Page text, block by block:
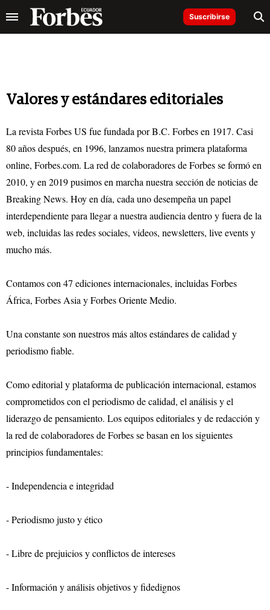
Suscribirse
Valores y estándares editoriales
La revista Forbes US fue fundada por B.C. Forbes en 1917. Casi
80 años después, en 1996, lanzamos nuestra primera plataforma
online, Forbes.com. La red de colaboradores de Forbes se formó en
2010, y en 2019 pusimos en marcha nuestra sección de noticias de
Breaking News. Hoy en día, cada uno desempeña un papel
interdependiente para llegar a nuestra audiencia dentro y fuera de la
web, incluidas las redes sociales, videos, newsletters, live events y
mucho más.
Contamos con 47 ediciones internacionales, incluidas Forbes
África, Forbes Asia y Forbes Oriente Medio.
Una constante son nuestros más altos estándares de calidad y
periodismo fiable.
Como editorial y plataforma de publicación internacional, estamos
comprometidos con el periodismo de calidad, el análisis y el
liderazgo de pensamiento. Los equipos editoriales y de redacción y
la red de colaboradores de Forbes se basan en los siguientes
principios fundamentales:
- Independencia e integridad
- Periodismo justo y ético
- Libre de prejuicios y conflictos de intereses
- Información y análisis objetivos y fidedignos